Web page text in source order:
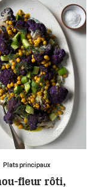
Plats principaux
fleur rôti,